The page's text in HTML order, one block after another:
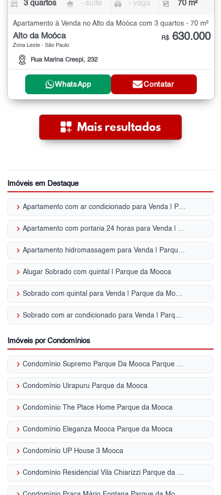
3 quartos - suíte - vaga 70 m²
Apartamento à Venda no Alto da Moóca com 3 quartos - 70 m²
Alto da Moóca
Zona Leste - São Paulo
Rua Marina Crespi, 232
R$ 630.000
WhatsApp Contatar
Imóveis em Destaque
keyboard_arrow_right Apartamento com ar condicionado para Venda | Parque da Mooca
keyboard_arrow_right Apartamento com portaria 24 horas para Venda | Parque da Mooca
keyboard_arrow_right Apartamento hidromassagem para Venda | Parque da Mooca
keyboard_arrow_right Alugar Sobrado com quintal | Parque da Mooca
keyboard_arrow_right Sobrado com quintal para Venda | Parque da Mooca
keyboard_arrow_right Sobrado com ar condicionado para Venda | Parque da Mooca
Imóveis por Condomínios
keyboard_arrow_right Condomínio Supremo Parque Da Mooca Parque da Mooca
keyboard_arrow_right Condomínio Uirapuru Parque da Mooca
keyboard_arrow_right Condomínio The Place Home Parque da Mooca
keyboard_arrow_right Condomínio Eleganza Mooca Parque da Mooca
keyboard_arrow_right Condomínio UP House 3 Mooca
keyboard_arrow_right Condomínio Residencial Vila Chiarizzi Parque da Mooca